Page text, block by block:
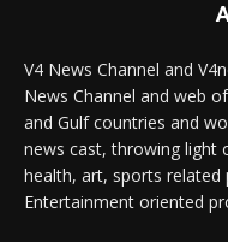
V4 News Channel and
News Channel and web
and Gulf countries and
news cast, throwing light
health, art, sports
Entertainment oriented